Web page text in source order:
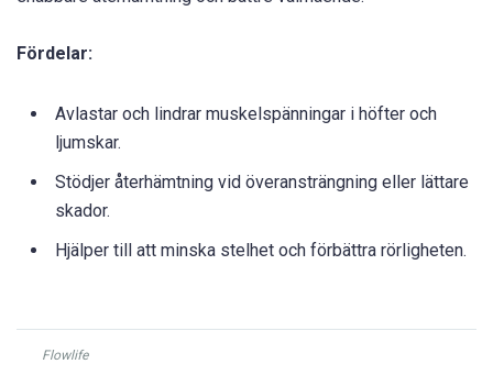
Fördelar:
Avlastar och lindrar muskelspänningar i höfter och
ljumskar.
Stödjer återhämtning vid överansträngning eller lättare
skador.
Hjälper till att minska stelhet och förbättra rörligheten.
Flowlife